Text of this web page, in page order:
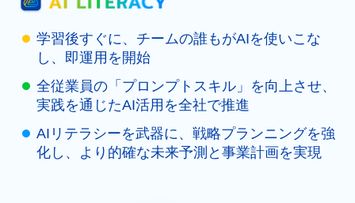
学習後すぐに、チームの誰もがAIを使いこな
し、即運用を開始
全従業員の「プロンプトスキル」を向上させ、
実践を通じたAI活用を全社で推進
AIリテラシーを武器に、戦略プランニングを強
化し、より的確な未来予測と事業計画を実現